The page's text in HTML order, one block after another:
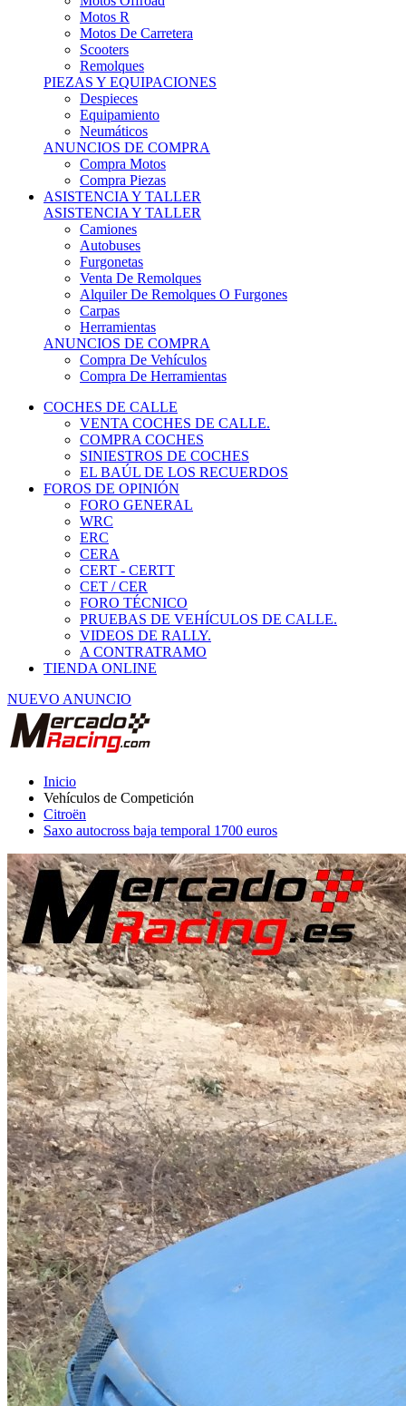
Motos R
Motos De Carretera
Scooters
Remolques
PIEZAS Y EQUIPACIONES
Despieces
Equipamiento
Neumáticos
ANUNCIOS DE COMPRA
Compra Motos
Compra Piezas
ASISTENCIA Y TALLER
ASISTENCIA Y TALLER
Camiones
Autobuses
Furgonetas
Venta De Remolques
Alquiler De Remolques O Furgones
Carpas
Herramientas
ANUNCIOS DE COMPRA
Compra De Vehículos
Compra De Herramientas
COCHES DE CALLE
VENTA COCHES DE CALLE.
COMPRA COCHES
SINIESTROS DE COCHES
EL BAÚL DE LOS RECUERDOS
FOROS DE OPINIÓN
FORO GENERAL
WRC
ERC
CERA
CERT - CERTT
CET / CER
FORO TÉCNICO
PRUEBAS DE VEHÍCULOS DE CALLE.
VIDEOS DE RALLY.
A CONTRATRAMO
TIENDA ONLINE
NUEVO ANUNCIO
Inicio
Vehículos de Competición
Citroën
Saxo autocross baja temporal 1700 euros